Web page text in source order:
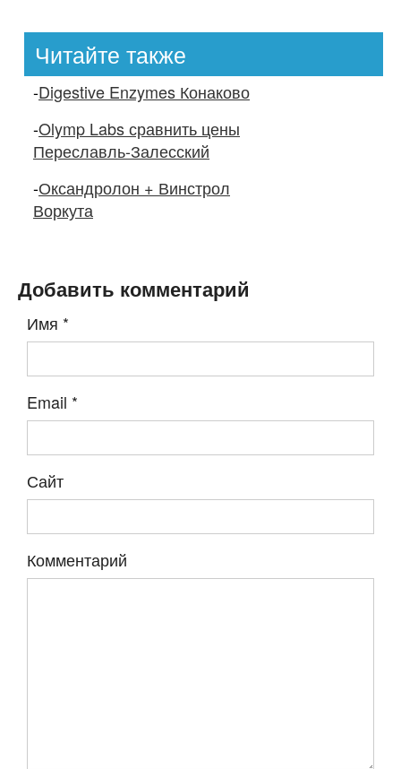
Читайте также
-Digestive Enzymes Конаково
-Olymp Labs сравнить цены
Переславль-Залесский
-Оксандролон + Винстрол
Воркута
Добавить комментарий
Имя *
Email *
Сайт
Комментарий